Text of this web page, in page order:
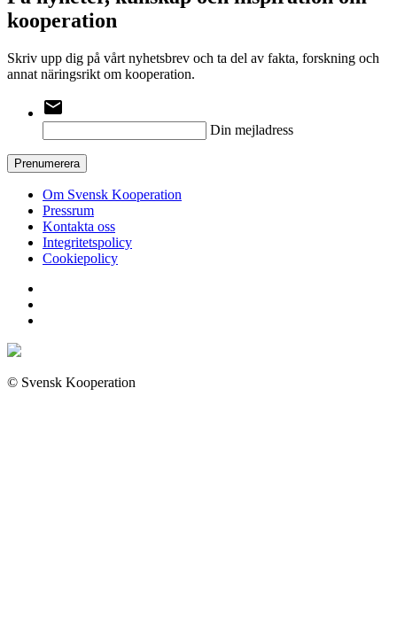
kooperation
Skriv upp dig på vårt nyhetsbrev och ta del av fakta, forskning och
annat näringsrikt om kooperation.
email
Din mejladress
Prenumerera
Om Svensk Kooperation
Pressrum
Kontakta oss
Integritetspolicy
Cookiepolicy
© Svensk Kooperation